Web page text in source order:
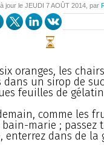
jour le JEUDI 7 AOÛT 2014 , par
oranges, les
dans un sirop de
feuilles de
comme les
marie ; passez
dans de la